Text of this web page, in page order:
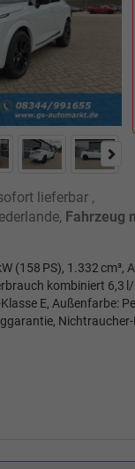
lieferbar,
Fahrzeug
(158 PS), 1.332
kombiniert 6,3
E, Außenfarbe: